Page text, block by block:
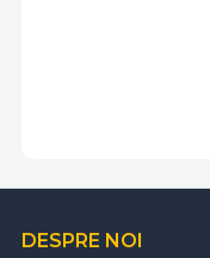
DESPRE NOI